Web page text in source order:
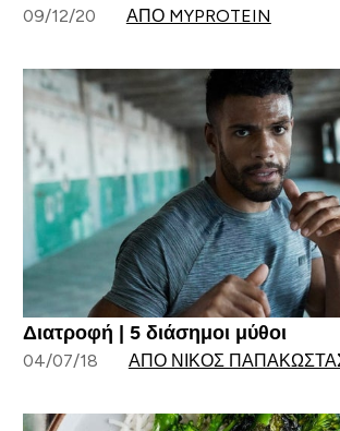
09/12/20 ΑΠΌ MYPROTEIN
Διατροφή | 5 διάσημοι μύθοι
04/07/18 ΑΠΌ ΝΊΚΟΣ